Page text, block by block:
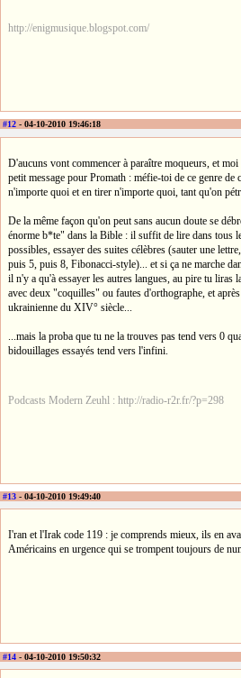
http://enigmusique.blogspot.com/
#12 - 04-10-2010 19:46:18
D'aucuns vont commencer à paraître moqueurs, et
petit message pour Promath : méfie-toi de ce genre de
n'importe quoi et en tirer n'importe quoi, tant qu'on
De la même façon qu'on peut sans aucun doute se
énorme b*te" dans la Bible : il suffit de lire dans tous
possibles, essayer des suites célèbres (sauter une
puis 5, puis 8, Fibonacci-style)... et si ça ne marche
il n'y a qu'à essayer les autres langues, au pire tu liras
avec deux "coquilles" ou fautes d'orthographe, et
ukrainienne du XIV° siècle...
...mais la proba que tu ne la trouves pas tend vers 0
bidouillages essayés tend vers l'infini.
Podcasts Modern Zeuhl : http://radio-r2r.fr/?p=298
#13 - 04-10-2010 19:49:40
I'ran et l'Irak code 119 : je comprends mieux, ils en
Américains en urgence qui se trompent toujours de
#14 - 04-10-2010 19:50:32